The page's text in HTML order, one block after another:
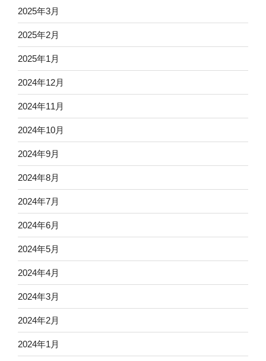
2025年3月
2025年2月
2025年1月
2024年12月
2024年11月
2024年10月
2024年9月
2024年8月
2024年7月
2024年6月
2024年5月
2024年4月
2024年3月
2024年2月
2024年1月